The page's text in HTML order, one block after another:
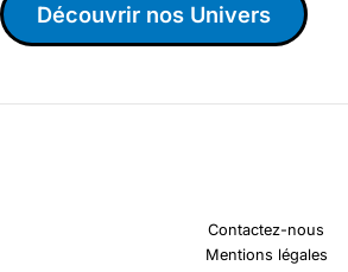
Découvrir nos Univers
Contactez-nous
Mentions légales